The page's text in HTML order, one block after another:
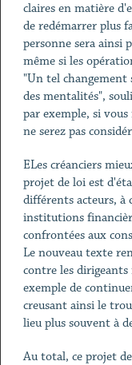
claires en matière
de redémarrer plus
personne sera ainsi
même si les
"Un tel changement
des mentalités",
par exemple, si
ne serez pas
ELes créanciers
projet de loi est
différents acteurs, à
institutions
confrontées aux
Le nouveau texte
contre les
exemple de
creusant ainsi le
lieu plus souvent à
Au total, ce projet